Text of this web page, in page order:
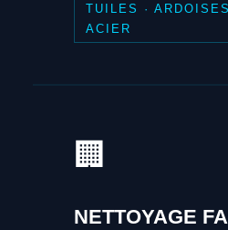
TUILES ·
ACIER
🏢
NETTOYAGE